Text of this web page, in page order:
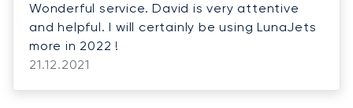
Wonderful service. David is very attentive
and helpful. I will certainly be using LunaJets
more in 2022 !
21.12.2021